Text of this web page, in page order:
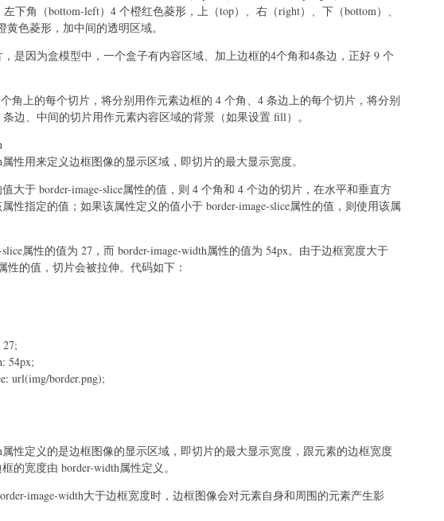
左下角（bottom-left）4 个橙红色菱形，上（top）、右（right）、下（bottom）、
黄色菱形，加中间的透明区域。
是因为盒模型中，一个盒子有内容区域、加上边框的4个角和4条边，正好 9 个
角上的每个切片，将分别用作元素边框的 4 个角、4 条边上的每个切片，将分别
边、中间的切片用作元素内容区域的背景（如果设置 fill）。
属性用来定义边框图像的显示区域，即切片的最大显示宽度。
大于 border-image-slice属性的值，则 4 个角和 4 个边的切片，在水平和垂直方
性指定的值；如果该属性定义的值小于 border-image-slice属性的值，则使用该属
slice属性的值为 27，而 border-image-width属性的值为 54px。由于边框宽度大于
性的值，切片会被拉伸。代码如下：
27;
54px;
url(img/border.png);
属性定义的是边框图像的显示区域，即切片的最大显示宽度，跟元素的边框宽度
的宽度由 border-width属性定义。
image-width大于边框宽度时，边框图像会对元素自身和周围的元素产生影